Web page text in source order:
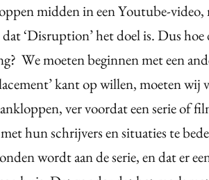
midden in een Youtube-video,
‘Disruption’ het doel is. Dus
We moeten beginnen met een
kant op willen, moeten wij
ver voordat een serie of
hun schrijvers en situaties te
wordt aan de serie, en dat er